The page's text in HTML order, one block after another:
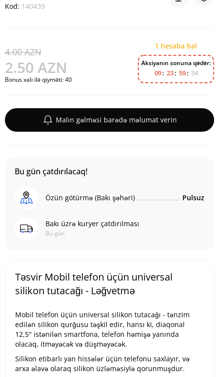
Kod: 140439
4.00 AZN
2.50 AZN
Bonus xalı ilə qiyməti:40
1 hesaba bal
Aksiyanın sonuna qədər:
09 23 59 54
Malın gəlməsi barədə məlumat verin
Bu gün çatdırılacaq!
Özün götürmə (Bakı şəhəri) Pulsuz
Bakı üzrə kuryer çatdırılması
Bu gün
Təsvir Mobil telefon üçün universal
silikon tutacağı - Ləğvetmə
Mobil telefon üçün universal silikon tutacağı - tənzim
edilən silikon qurğusu təşkil edir, hansı ki, diaqonal
12,5" istənilən smartfona, telefon həmişə yanında
olacaq, itməyəcək və düşməyəcək.
Silikon etibarlı yan hissələr üçün telefonu saxlayır, və
arxa əlavə olaraq silikon üzləməsiylə qorunmuşdur.